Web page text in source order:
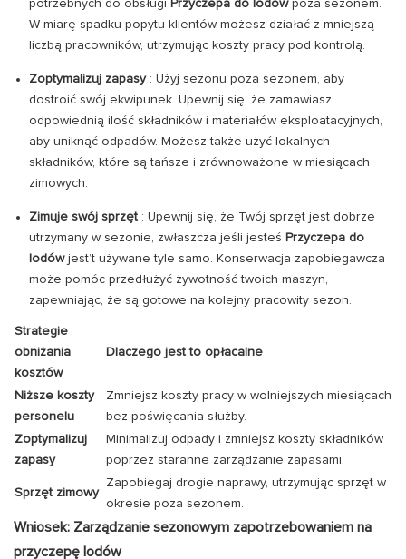
potrzebnych do obsługi Przyczepa do lodów poza sezonem.
W miarę spadku popytu klientów możesz działać z mniejszą
liczbą pracowników, utrzymując koszty pracy pod kontrolą.
Zoptymalizuj zapasy : Użyj sezonu poza sezonem, aby
dostroić swój ekwipunek. Upewnij się, że zamawiasz
odpowiednią ilość składników i materiałów eksploatacyjnych,
aby uniknąć odpadów. Możesz także użyć lokalnych
składników, które są tańsze i zrównoważone w miesiącach
zimowych.
Zimuje swój sprzęt : Upewnij się, że Twój sprzęt jest dobrze
utrzymany w sezonie, zwłaszcza jeśli jesteś Przyczepa do
lodów jest’t używane tyle samo. Konserwacja zapobiegawcza
może pomóc przedłużyć żywotność twoich maszyn,
zapewniając, że są gotowe na kolejny pracowity sezon.
Strategie
obniżania
kosztów
Dlaczego jest to opłacalne
Niższe koszty
personelu
Zmniejsz koszty pracy w wolniejszych miesiącach
bez poświęcania służby.
Zoptymalizuj
zapasy
Minimalizuj odpady i zmniejsz koszty składników
poprzez staranne zarządzanie zapasami.
Sprzęt zimowy
Zapobiegaj drogie naprawy, utrzymując sprzęt w
okresie poza sezonem.
Wniosek: Zarządzanie sezonowym zapotrzebowaniem na
przyczepę lodów